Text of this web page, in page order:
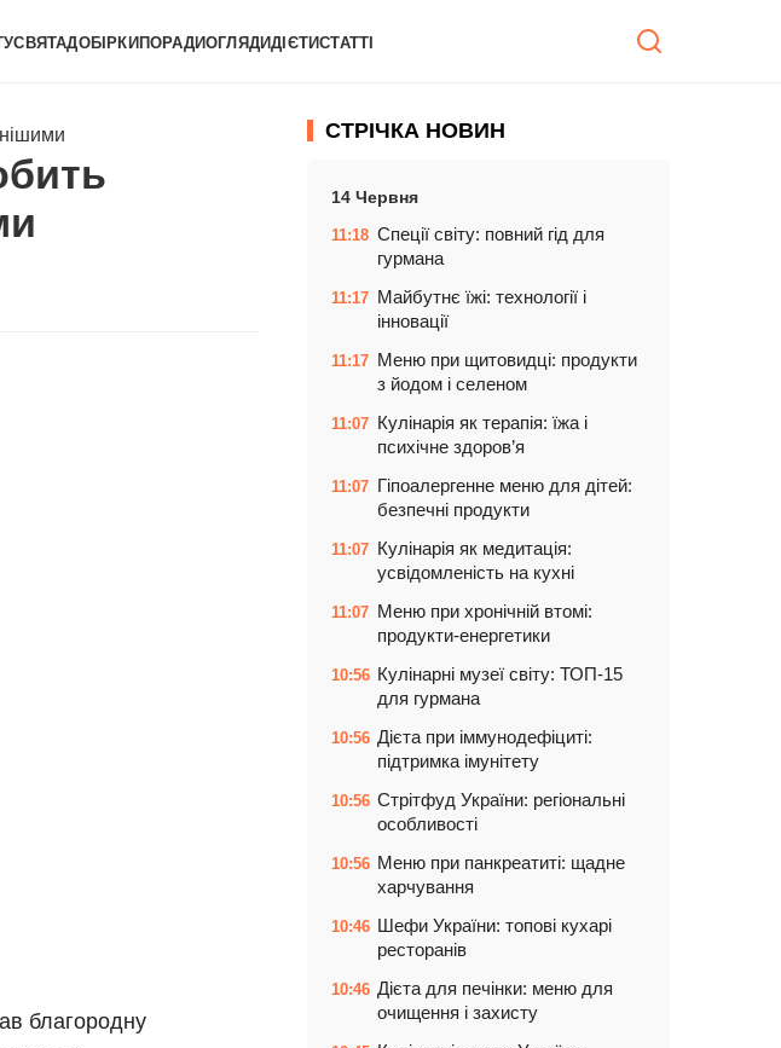
СВЯТАДОБІРКИПОРАДИОГЛЯДИДІЄТИСТАТТІ
благородну
СТРІЧКА НОВИН
14 Червня
11:18 Спеції світу: повний гід для
гурмана
11:17 Майбутнє їжі: технології і
інновації
11:17 Меню при щитовидці: продукти
з йодом і селеном
11:07 Кулінарія як терапія: їжа і
психічне здоров’я
11:07 Гіпоалергенне меню для дітей:
безпечні продукти
11:07 Кулінарія як медитація:
усвідомленість на кухні
11:07 Меню при хронічній втомі:
продукти-енергетики
10:56 Кулінарні музеї світу: ТОП-15
для гурмана
10:56 Дієта при іммунодефіциті:
підтримка імунітету
10:56 Стрітфуд України: регіональні
особливості
10:56 Меню при панкреатиті: щадне
харчування
10:46 Шефи України: топові кухарі
ресторанів
10:46 Дієта для печінки: меню для
очищення і захисту